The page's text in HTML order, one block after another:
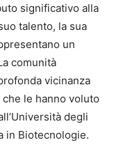
significativo alla
talento, la sua
un
comunità
vicinanza
le hanno voluto
degli
in Biotecnologie.